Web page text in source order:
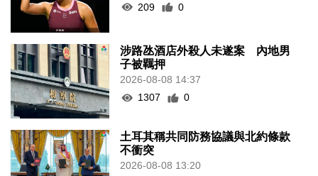
209
0
涉路氹酒店外殺人未遂案 內地男
子被羈押
2026-08-08 14:37
1307
0
土耳其稱共同防務協議與北約條款
不衝突
2026-08-08 13:20